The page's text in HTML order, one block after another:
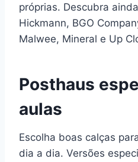
próprias. Descubra
Hickmann, BGO
Malwee, Mineral e Up
Posthaus
aulas
Escolha boas calças
dia a dia. Versões